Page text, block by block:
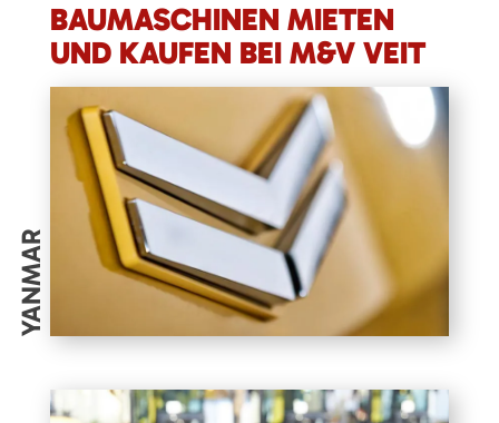
BAUMASCHINEN MIETEN
UND KAUFEN BEI M&V VEIT
YANMAR